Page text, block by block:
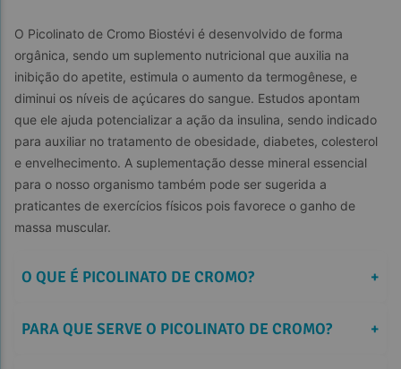
O Picolinato de Cromo Biostévi é desenvolvido de forma
orgânica, sendo um suplemento nutricional que auxilia na
inibição do apetite, estimula o aumento da termogênese, e
diminui os níveis de açúcares do sangue. Estudos apontam
que ele ajuda potencializar a ação da insulina, sendo indicado
para auxiliar no tratamento de obesidade, diabetes, colesterol
e envelhecimento. A suplementação desse mineral essencial
para o nosso organismo também pode ser sugerida a
praticantes de exercícios físicos pois favorece o ganho de
massa muscular.
O QUE É PICOLINATO DE CROMO? +
PARA QUE SERVE O PICOLINATO DE CROMO? +